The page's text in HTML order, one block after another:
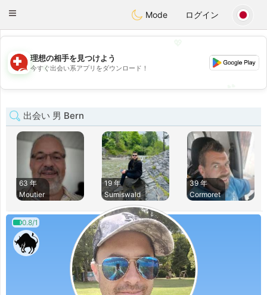
Suissi
Toggle
Mode ログイン
💖
💕
理想の相手を見つけよう
今すぐ出会い系アプリをダウンロード！
出会い 男 Bern
63 年
Moutier
19 年
Sumiswald
39 年
Cormoret
0.8/1